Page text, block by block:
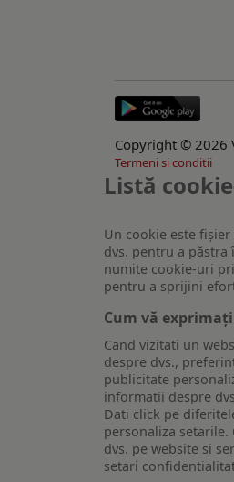
Copyright © 2026
Termeni si conditii
Listă
Un cookie este
dvs. pentru a
numite cookie-uri
pentru a sprijini
Cum vă
Cand vizitati un
despre dvs.,
publicitate
informatii despre
Dati click pe
personaliza
dvs. pe website si
setari